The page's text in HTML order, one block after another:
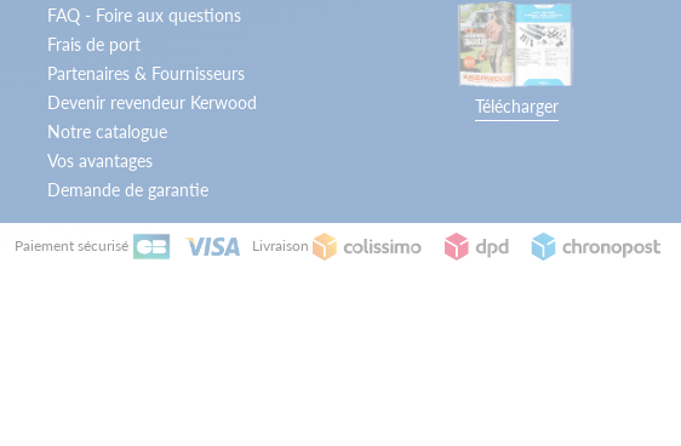
FAQ - Foire aux questions
Frais de port
Partenaires & Fournisseurs
Devenir revendeur Kerwood
Notre catalogue
Vos avantages
Demande de garantie
Télécharger
Paiement sécurisé Livraison